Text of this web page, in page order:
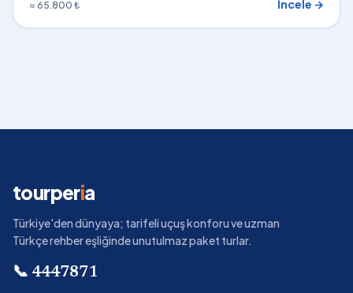
≈ 65.800 ₺
İncele →
tourperia
Türkiye'den dünyaya; tarifeli uçuş konforu ve uzman
Türkçe rehber eşliğinde unutulmaz paket turlar.
📞 4447871